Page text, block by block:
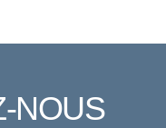
NOUS